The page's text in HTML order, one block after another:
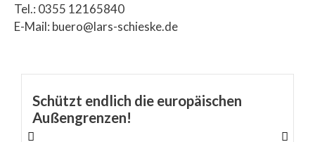
Tel.: 0355 12165840
E-Mail: buero@lars-schieske.de
Schützt endlich die europäischen
Außengrenzen!